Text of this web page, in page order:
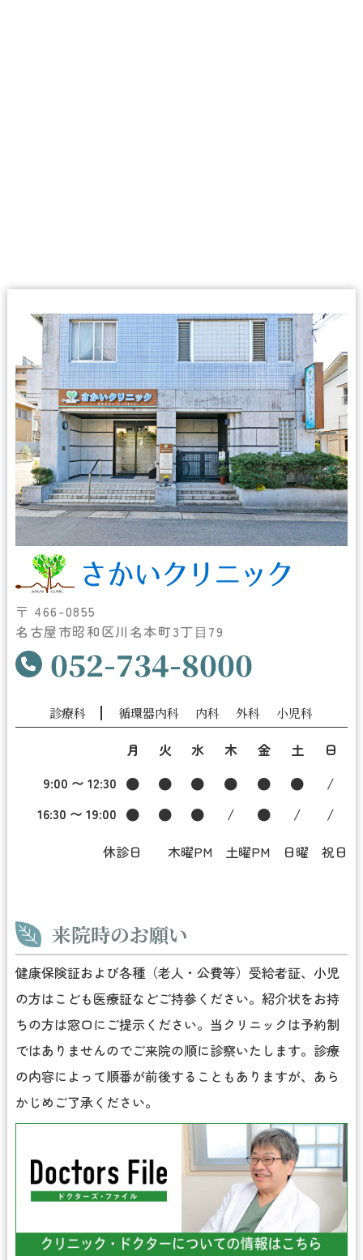
〒 466-0855
名古屋市昭和区川名本町3丁⽬79
052-734-8000
診療科 循環器内科 内科 外科 小児科
月 火 水 木 金 土
日
9:00 〜 12:30 ● ● ● ● ● ● /
16:30 〜 19:00 ● ● ● / ● / /
休診日 木曜PM 土曜PM 日曜 祝日
来院時のお願い
健康保険証および各種（老人・公費等）受給者証、小児
の方はこども医療証などご持参ください。紹介状をお持
ちの方は窓口にご提示ください。当クリニックは予約制
ではありませんのでご来院の順に診察いたします。診療
の内容によって順番が前後することもありますが、あら
かじめご了承ください。